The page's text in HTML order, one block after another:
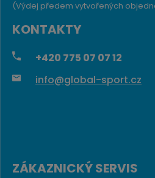
KONTAKTY
+420 775 07 07 12
info@global-sport.cz
(Výdej předem vytvořených
ZÁKAZNICKÝ SERVIS